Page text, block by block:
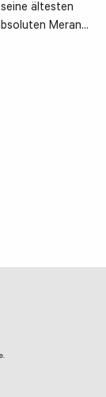
ältesten
Meran…